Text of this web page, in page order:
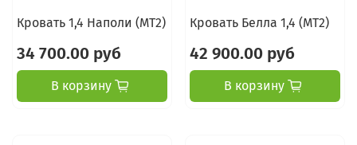
Кровать 1,4 Наполи (МТ2)
34 700.00 руб
В корзину
Кровать Белла 1,4 (МТ2)
42 900.00 руб
В корзину